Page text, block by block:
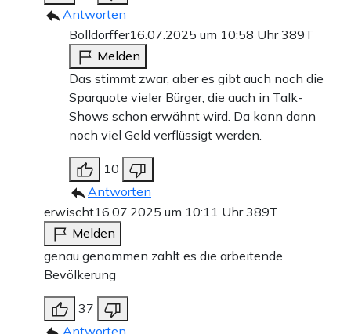
Antworten
Bolldörffer16.07.2025 um 10:58 Uhr389T
Melden
Das stimmt zwar, aber es gibt auch noch die
Sparquote vieler Bürger, die auch in Talk-
Shows schon erwähnt wird. Da kann dann
noch viel Geld verflüssigt werden.
10
Antworten
erwischt16.07.2025 um 10:11 Uhr389T
Melden
genau genommen zahlt es die arbeitende
Bevölkerung
37
Antworten